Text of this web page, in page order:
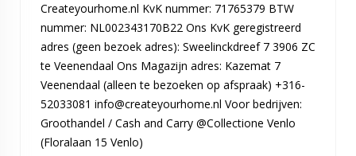
Createyourhome.nl KvK nummer: 71765379 BTW
nummer: NL002343170B22 Ons KvK geregistreerd
adres (geen bezoek adres): Sweelinckdreef 7 3906 ZC
te Veenendaal Ons Magazijn adres: Kazemat 7
Veenendaal (alleen te bezoeken op afspraak) +316-
52033081 info@createyourhome.nl Voor bedrijven:
Groothandel / Cash and Carry @Collectione Venlo
(Floralaan 15 Venlo)